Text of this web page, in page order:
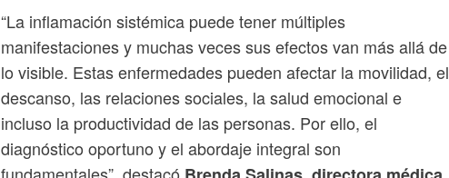
“La inflamación sistémica puede tener múltiples
manifestaciones y muchas veces sus efectos van más allá de
lo visible. Estas enfermedades pueden afectar la movilidad, el
descanso, las relaciones sociales, la salud emocional e
incluso la productividad de las personas. Por ello, el
diagnóstico oportuno y el abordaje integral son